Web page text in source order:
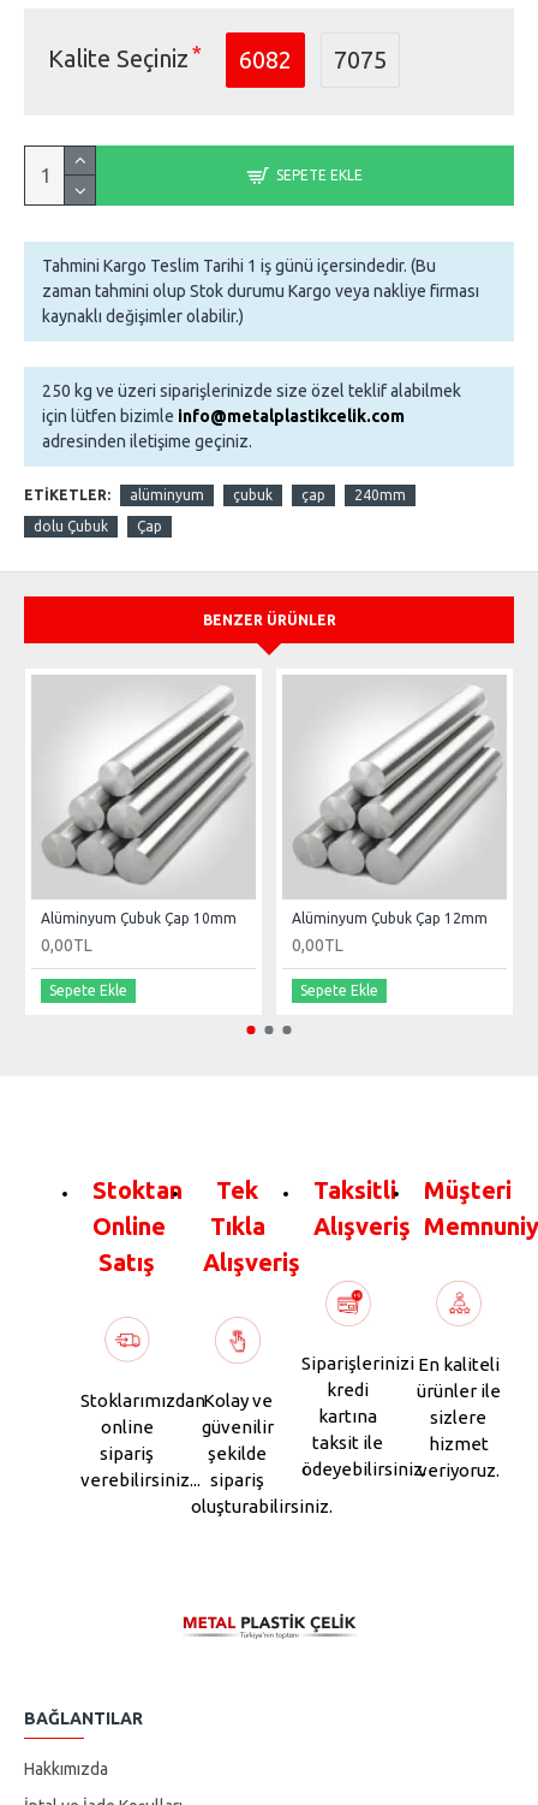
SEPETE EKLE
Kalite Seçiniz 6082 7075
Tahmini Kargo Teslim Tarihi 1 iş günü içersindedir. (Bu
zaman tahmini olup Stok durumu Kargo veya nakliye firması
kaynaklı değişimler olabilir.)
250 kg ve üzeri siparişlerinizde size özel teklif alabilmek
için lütfen bizimle info@metalplastikcelik.com
adresinden iletişime geçiniz.
ETIKETLER: alüminyum çubuk çap
240mm
dolu Çubuk
Çap
BENZER ÜRÜNLER
Alüminyum Çubuk Çap 10mm
0,00TL
Sepete Ekle
Alüminyum Çubuk Çap 12mm
0,00TL
Sepete Ekle
Stoktan
Online
Satış
Stoklarımızdan
online
sipariş
verebilirsiniz...
Tek
Tıkla
Alışveriş
Kolay ve
güvenilir
şekilde
sipariş
oluşturabilirsiniz.
Taksitli
Alışveriş
Siparişlerinizi
kredi
kartına
taksit ile
ödeyebilirsiniz.
Müşteri
En kaliteli
ürünler ile
sizlere
hizmet
veriyoruz.
BAĞLANTILAR
Hakkımızda